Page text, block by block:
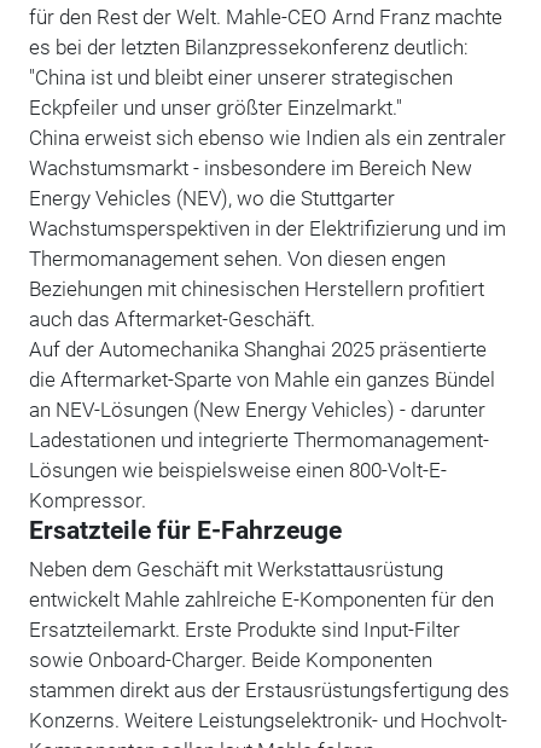
für den Rest der Welt. Mahle-CEO Arnd Franz machte
es bei der letzten Bilanzpressekonferenz deutlich:
"China ist und bleibt einer unserer strategischen
Eckpfeiler und unser größter Einzelmarkt."
China erweist sich ebenso wie Indien als ein zentraler
Wachstumsmarkt - insbesondere im Bereich New
Energy Vehicles (NEV), wo die Stuttgarter
Wachstumsperspektiven in der Elektrifizierung und im
Thermomanagement sehen. Von diesen engen
Beziehungen mit chinesischen Herstellern profitiert
auch das Aftermarket-Geschäft.
Auf der Automechanika Shanghai 2025 präsentierte
die Aftermarket-Sparte von Mahle ein ganzes Bündel
an NEV-Lösungen (New Energy Vehicles) - darunter
Ladestationen und integrierte Thermomanagement-
Lösungen wie beispielsweise einen 800-Volt-E-
Kompressor.
Ersatzteile für E-Fahrzeuge
Neben dem Geschäft mit Werkstattausrüstung
entwickelt Mahle zahlreiche E-Komponenten für den
Ersatzteilemarkt. Erste Produkte sind Input-Filter
sowie Onboard-Charger. Beide Komponenten
stammen direkt aus der Erstausrüstungsfertigung des
Konzerns. Weitere Leistungselektronik- und Hochvolt-